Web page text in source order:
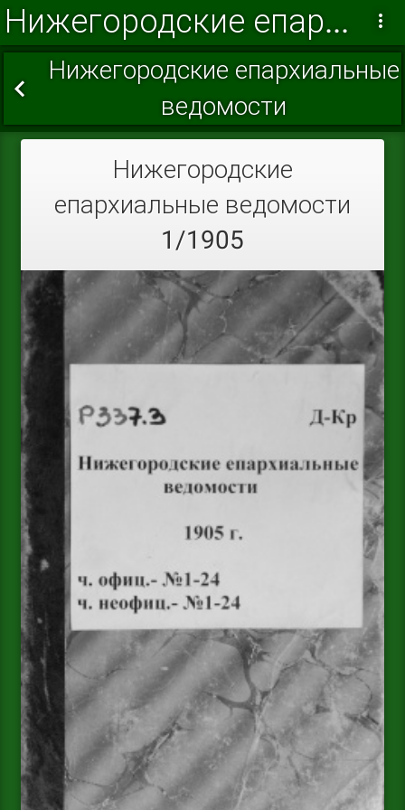
Нижегородские епархиальные ведомости 1905
Нижегородские епархиальные
ведомости
Нижегородские
епархиальные ведомости
1/1905